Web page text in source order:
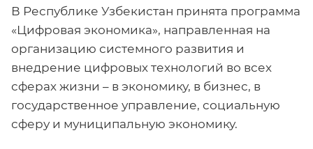
В Республике Узбекистан принята программа
«Цифровая экономика», направленная на
организацию системного развития и
внедрение цифровых технологий во всех
сферах жизни – в экономику, в бизнес, в
государственное управление, социальную
сферу и муниципальную экономику.